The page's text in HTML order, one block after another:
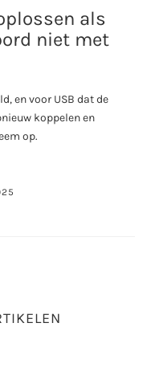
als
niet met
en voor USB dat de
koppelen en
op.